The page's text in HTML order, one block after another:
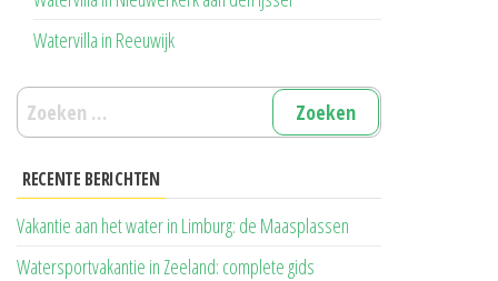
Watervilla in Reeuwijk
Zoeken
naar:
RECENTE BERICHTEN
Vakantie aan het water in Limburg: de Maasplassen
Watersportvakantie in Zeeland: complete gids